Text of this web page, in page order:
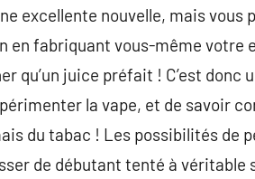
excellente nouvelle, mais
en fabriquant vous-même votre
qu’un juice préfait ! C’est
la vape, et de savoir
du tabac ! Les possibilités de
de débutant tenté à